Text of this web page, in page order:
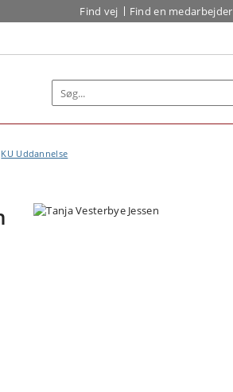
Find vej Find en medarbejder
KU Uddannelse